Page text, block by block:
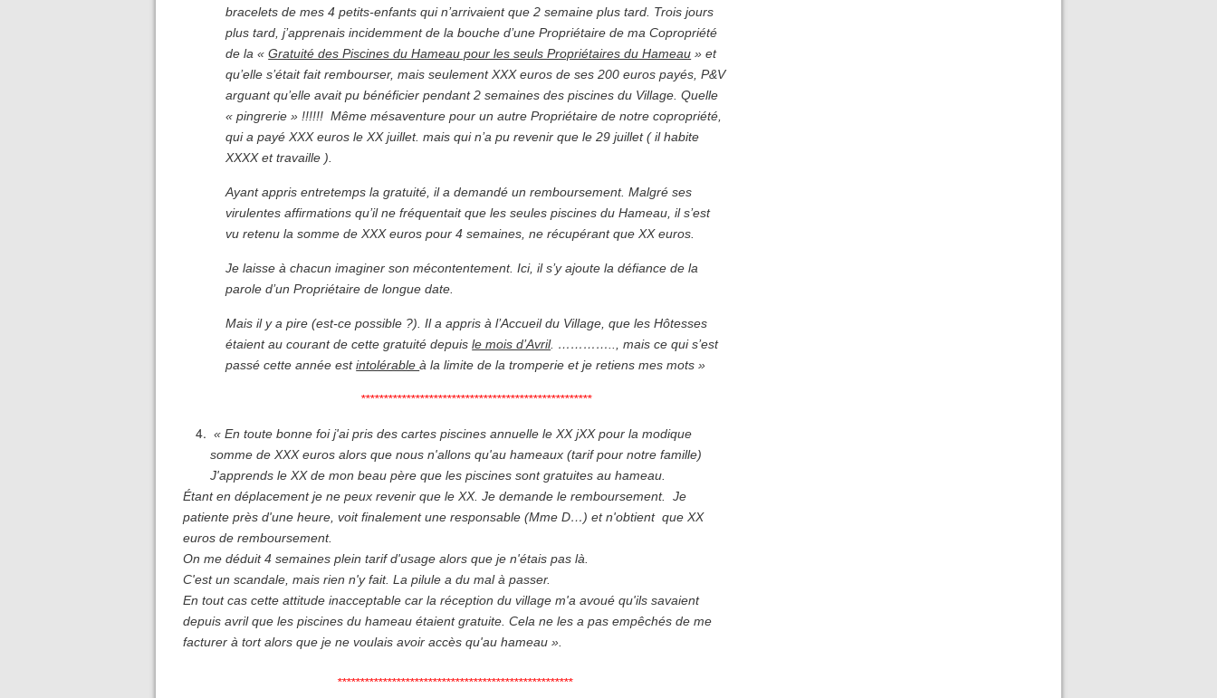
bracelets de mes 4 petits-enfants qui n’arrivaient que 2 semaine plus tard. Trois jours
plus tard, j’apprenais incidemment de la bouche d’une Propriétaire de ma Copropriété
de la «Gratuité des Piscines du Hameau pour les seuls Propriétaires du Hameau » et
qu’elle s’était fait rembourser, mais seulement XXX euros de ses 200 euros payés, P&V
arguant qu’elle avait pu bénéficier pendant 2 semaines des piscines du Village. Quelle
« pingrerie » !!!!!! Même mésaventure pour un autre Propriétaire de notre copropriété,
qui a payé XXX euros le XX juillet. mais qui n’a pu revenir que le 29 juillet ( il habite
XXXX et travaille ).
Ayant appris entretemps la gratuité, il a demandé un remboursement. Malgré ses
virulentes affirmations qu’il ne fréquentait que les seules piscines du Hameau, il s’est
vu retenu la somme de XXX euros pour 4 semaines, ne récupérant que XX euros.
Je laisse à chacun imaginer son mécontentement. Ici, il s’y ajoute la défiance de la
parole d’un Propriétaire de longue date.
Mais il y a pire (est-ce possible ?). Il a appris à l’Accueil du Village, que les Hôtesses
étaient au courant de cette gratuité depuisle mois d’Avril. ………….., mais ce qui s’est
passé cette année estintolérableà la limite de la tromperie et je retiens mes mots »
***************************************************
« En toute bonne foi j'ai pris des cartes piscines annuelle le XX jXX pour la modique
somme de XXX euros alors que nous n'allons qu'au hameaux (tarif pour notre famille)
J'apprends le XX de mon beau père que les piscines sont gratuites au hameau.
Étant en déplacement je ne peux revenir que le XX. Je demande le remboursement. Je
patiente près d'une heure, voit finalement une responsable (Mme D…) et n'obtient que XX
euros de remboursement.
On me déduit 4 semaines plein tarif d'usage alors que je n'étais pas là.
C'est un scandale, mais rien n'y fait. La pilule a du mal à passer.
En tout cas cette attitude inacceptable car la réception du village m'a avoué qu'ils savaient
depuis avril que les piscines du hameau étaient gratuite. Cela ne les a pas empêchés de me
facturer à tort alors que je ne voulais avoir accès qu'au hameau ».
****************************************************